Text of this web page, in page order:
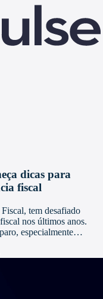
dicas para
fiscal
tem desafiado
nos últimos anos.
especialmente…